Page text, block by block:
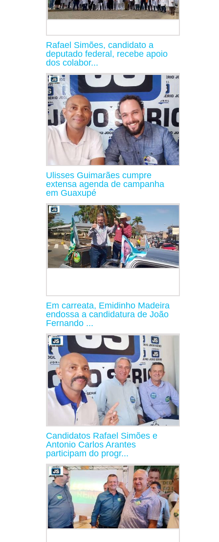
Rafael Simões, candidato a
deputado federal, recebe apoio
dos colabor...
Ulisses Guimarães cumpre
extensa agenda de campanha
em Guaxupé
Em carreata, Emidinho Madeira
endossa a candidatura de João
Fernando ...
Candidatos Rafael Simões e
Antonio Carlos Arantes
participam do progr...